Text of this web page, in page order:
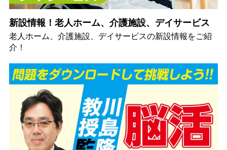
新設情報！老人ホーム、介護施設、デイサービス
老人ホーム、介護施設、デイサービスの新設情報をご紹
介！